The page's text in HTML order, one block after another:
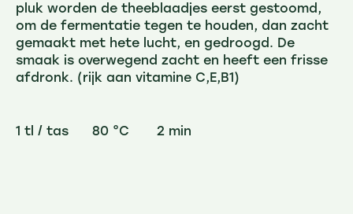
pluk worden de theeblaadjes eerst gestoomd,
om de fermentatie tegen te houden, dan zacht
gemaakt met hete lucht, en gedroogd. De
smaak is overwegend zacht en heeft een frisse
afdronk. (rijk aan vitamine C,E,B1)
1 tl / tas 80 °C 2 min